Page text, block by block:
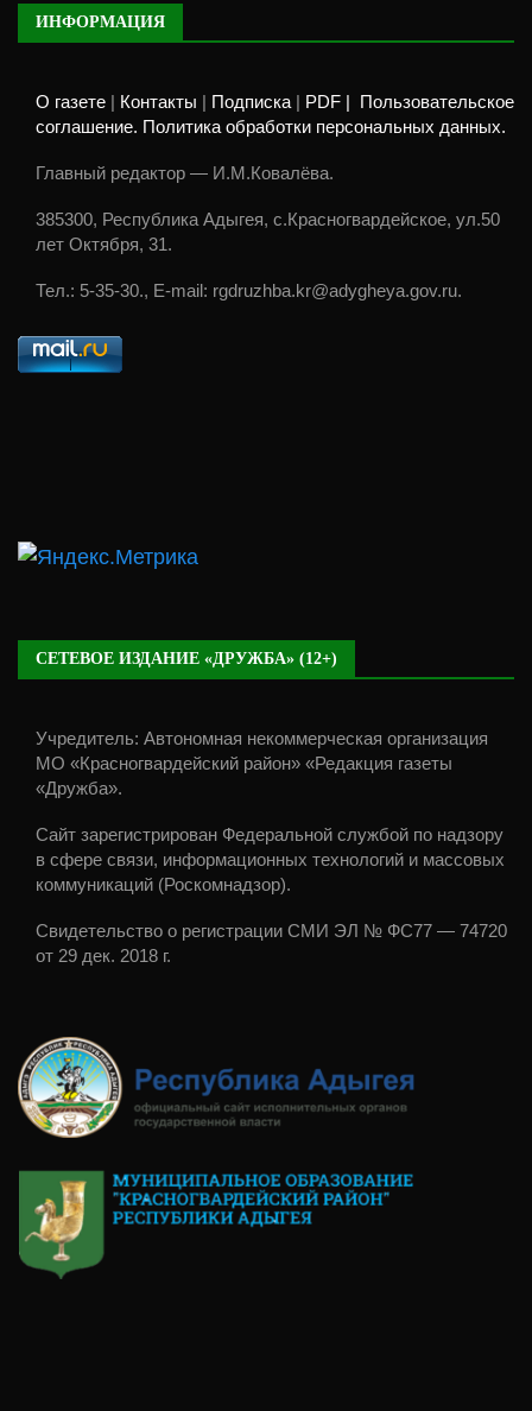
ИНФОРМАЦИЯ
О газете Контакты Подписка PDF |
Пользовательское
соглашение. Политика обработки персональных данных.
Главный редактор — И.М.Ковалёва.
385300, Республика Адыгея, с.Красногвардейское, ул.50
лет Октября, 31.
Тел.: 5-35-30., E-mail: rgdruzhba.kr@adygheya.gov.ru.
СЕТЕВОЕ ИЗДАНИЕ «ДРУЖБА» (12+)
Учредитель: Автономная некоммерческая организация
МО «Красногвардейский район» «Редакция газеты
«Дружба».
Сайт зарегистрирован Федеральной службой по надзору
в сфере связи, информационных технологий и массовых
коммуникаций (Роскомнадзор).
Свидетельство о регистрации СМИ ЭЛ № ФС77 — 74720
от 29 дек. 2018 г.